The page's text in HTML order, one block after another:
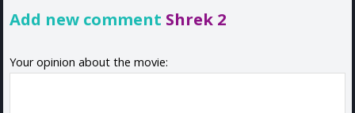
Add new comment Shrek 2
Your opinion about the movie: